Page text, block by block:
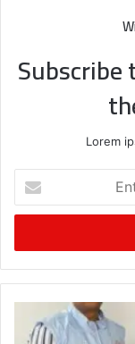
Lorem
your
Email